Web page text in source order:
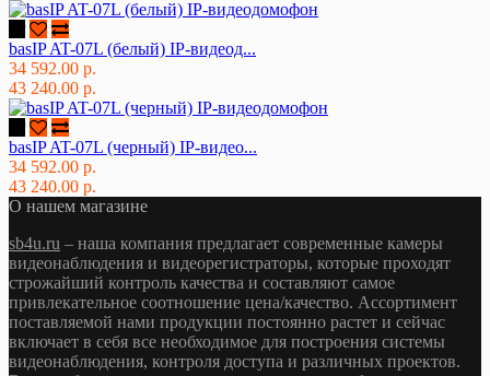
basIP AT-07L (белый) IP-видеод...
34 592.00 р.
43 240.00 р.
basIP AT-07L (черный) IP-видео...
34 592.00 р.
43 240.00 р.
О нашем магазине
sb4u.ru – наша компания предлагает современные камеры
видеонаблюдения и видеорегистраторы, которые проходят
строжайший контроль качества и составляют самое
привлекательное соотношение цена/качество. Ассортимент
поставляемой нами продукции постоянно растет и сейчас
включает в себя все необходимое для построения системы
видеонаблюдения, контроля доступа и различных проектов.